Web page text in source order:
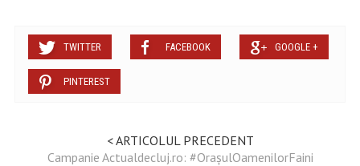
TWITTER FACEBOOK GOOGLE +
PINTEREST
< ARTICOLUL PRECEDENT
Campanie Actualdecluj.ro: #OrașulOamenilorFaini